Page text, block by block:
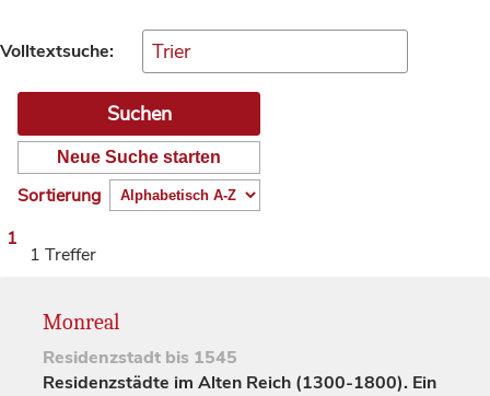
Volltextsuche:
Neue Suche starten
Sortierung
1
1 Treffer
Monreal
Residenzstadt bis 1545
Residenzstädte im Alten Reich (1300-1800). Ein